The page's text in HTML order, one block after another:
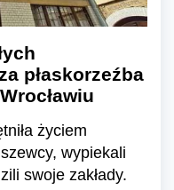
płaskorzeźba
życiem
wypiekali
swoje zakłady.